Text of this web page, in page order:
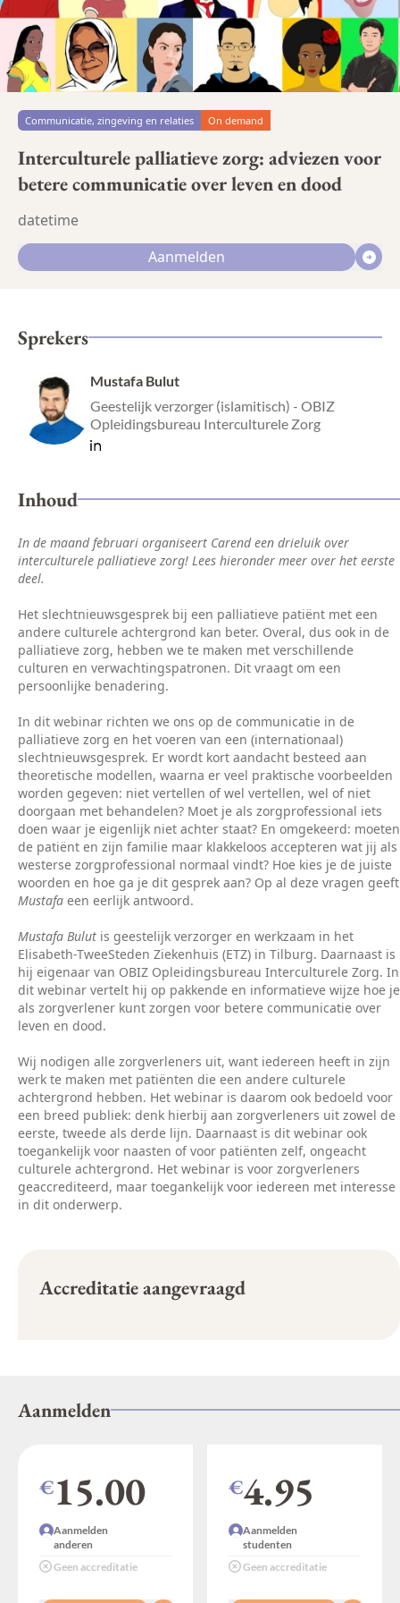
Communicatie, zingeving en relaties On demand
Interculturele palliatieve zorg: adviezen voor
betere communicatie over leven en dood
datetime
Aanmelden
Sprekers
Mustafa Bulut
Geestelijk verzorger (islamitisch) - OBIZ
Opleidingsbureau Interculturele Zorg
Inhoud
In de maand februari organiseert Carend een drieluik over
interculturele palliatieve zorg! Lees hieronder meer over het eerste
deel.
Het slechtnieuwsgesprek bij een palliatieve patiënt met een
andere culturele achtergrond kan beter. Overal, dus ook in de
palliatieve zorg, hebben we te maken met verschillende
culturen en verwachtingspatronen. Dit vraagt om een
persoonlijke benadering.
In dit webinar richten we ons op de communicatie in de
palliatieve zorg en het voeren van een (internationaal)
slechtnieuwsgesprek. Er wordt kort aandacht besteed aan
theoretische modellen, waarna er veel praktische voorbeelden
worden gegeven: niet vertellen of wel vertellen, wel of niet
doorgaan met behandelen? Moet je als zorgprofessional iets
doen waar je eigenlijk niet achter staat? En omgekeerd: moeten
de patiënt en zijn familie maar klakkeloos accepteren wat jij als
westerse zorgprofessional normaal vindt? Hoe kies je de juiste
woorden en hoe ga je dit gesprek aan? Op al deze vragen geeft
Mustafa een eerlijk antwoord.
Mustafa Bulut is geestelijk verzorger en werkzaam in het
Elisabeth-TweeSteden Ziekenhuis (ETZ) in Tilburg. Daarnaast is
hij eigenaar van OBIZ Opleidingsbureau Interculturele Zorg. In
dit webinar vertelt hij op pakkende en informatieve wijze hoe je
als zorgverlener kunt zorgen voor betere communicatie over
leven en dood.
Wij nodigen alle zorgverleners uit, want iedereen heeft in zijn
werk te maken met patiënten die een andere culturele
achtergrond hebben. Het webinar is daarom ook bedoeld voor
een breed publiek: denk hierbij aan zorgverleners uit zowel de
eerste, tweede als derde lijn. Daarnaast is dit webinar ook
toegankelijk voor naasten of voor patiënten zelf, ongeacht
culturele achtergrond. Het webinar is voor zorgverleners
geaccrediteerd, maar toegankelijk voor iedereen met interesse
in dit onderwerp.
Accreditatie aangevraagd
Aanmelden
€15.00
Aanmelden
anderen
Geen accreditatie
€4.95
Aanmelden
studenten
Geen accreditatie